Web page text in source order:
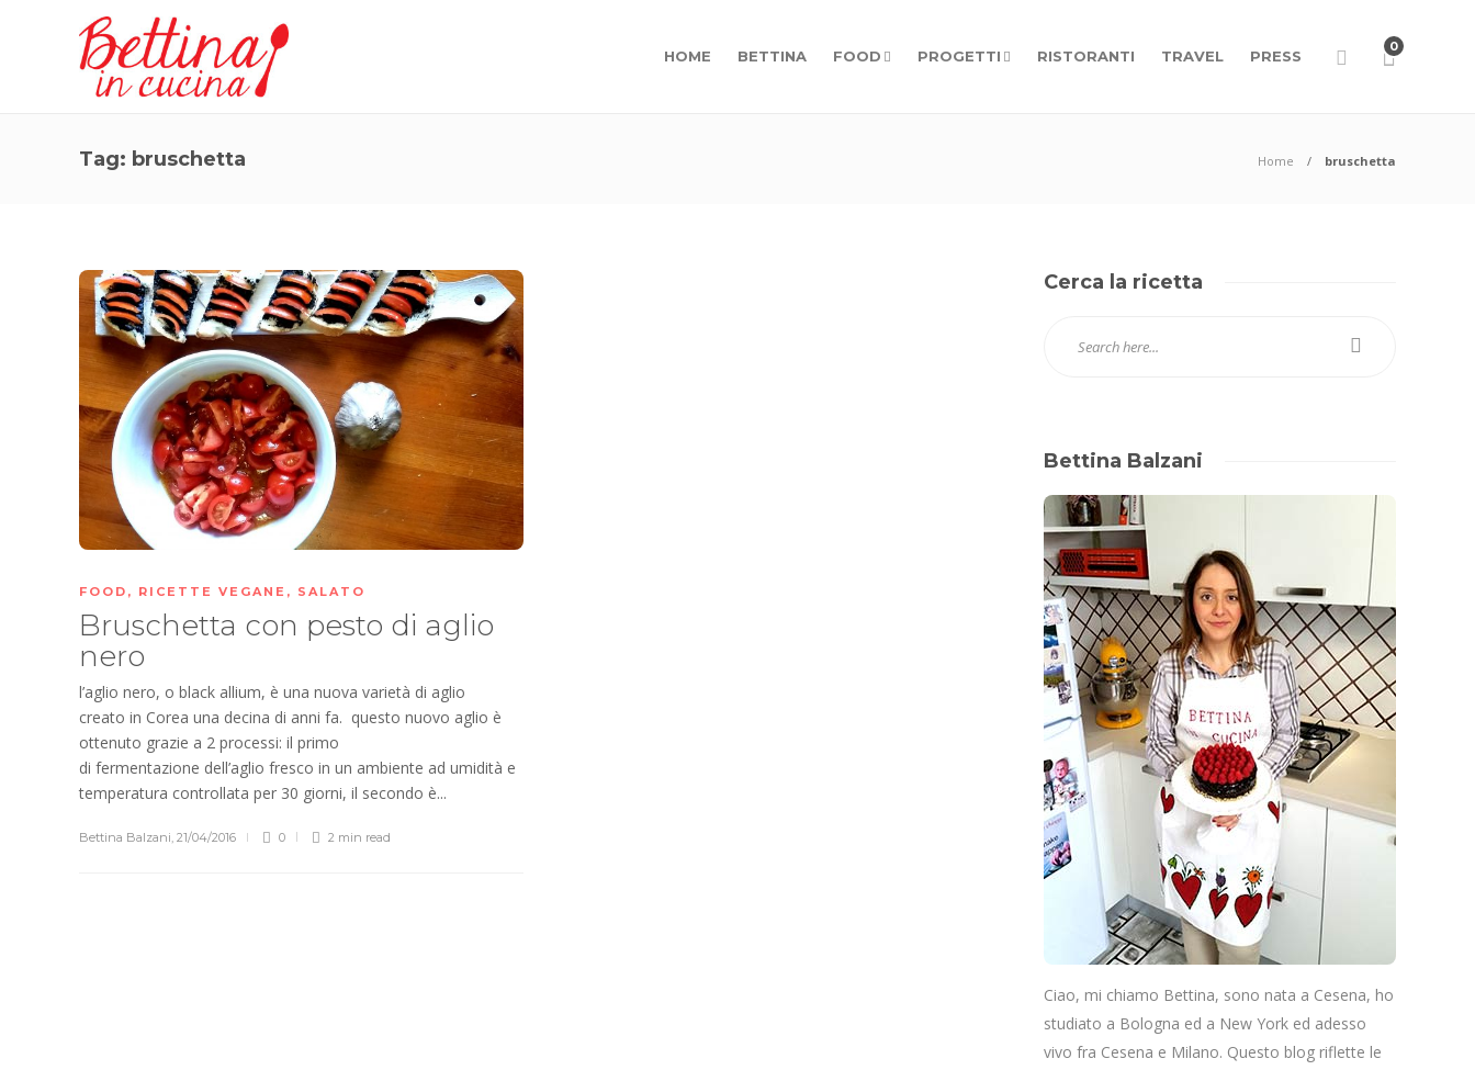
HOME BETTINA FOOD PROGETTI RISTORANTI TRAVEL PRESS
0
Tag: bruschetta Home bruschetta
FOOD , RICETTE VEGANE , SALATO
Bruschetta con pesto di aglio
nero
l’aglio nero, o black allium, è una nuova varietà di aglio
creato in Corea una decina di anni fa. questo nuovo aglio è
ottenuto grazie a 2 processi: il primo
di fermentazione dell’aglio fresco in un ambiente ad umidità e
temperatura controllata per 30 giorni, il secondo è...
Bettina Balzani, 21/04/2016 0 2 min read
Cerca la ricetta
Bettina Balzani
Ciao, mi chiamo Bettina, sono nata a Cesena, ho
studiato a Bologna ed a New York ed adesso
vivo fra Cesena e Milano. Questo blog riflette le